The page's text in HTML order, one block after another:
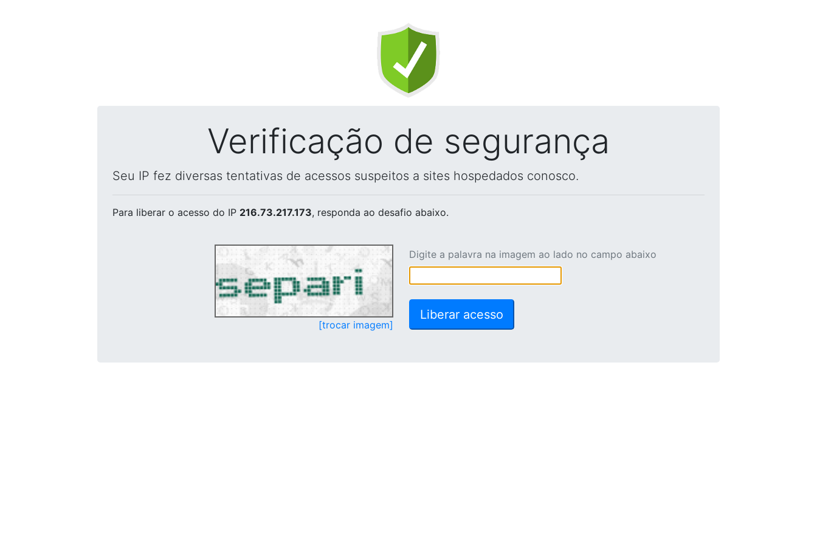
Verificação de segurança
Seu IP fez diversas tentativas de acessos suspeitos a sites hospedados conosco.
Para liberar o acesso do IP 216.73.217.173, responda ao desafio abaixo.
[trocar imagem]
Digite a palavra na imagem ao lado no campo abaixo